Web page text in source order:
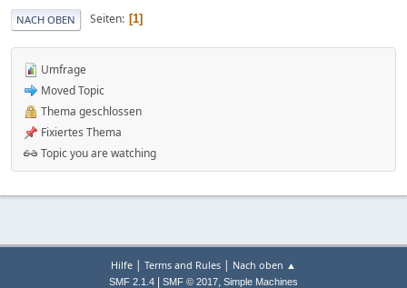
NACH OBEN Seiten 1
Umfrage
Moved Topic
Thema geschlossen
Fixiertes Thema
Topic you are watching
Hilfe | Terms and Rules | Nach oben ▲
SMF 2.1.4 SMF © 2017, Simple Machines